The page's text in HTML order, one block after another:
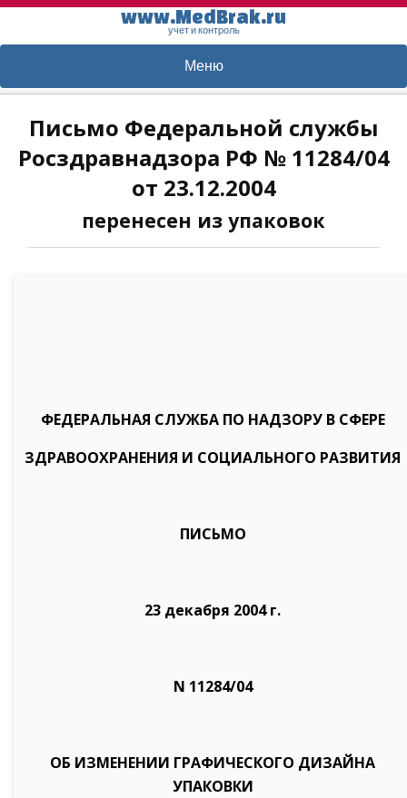
www.MedBrak.ru
учет и контроль
Меню
Письмо Федеральной службы
Росздравнадзора РФ № 11284/04
от 23.12.2004
перенесен из упаковок
ФЕДЕРАЛЬНАЯ СЛУЖБА ПО НАДЗОРУ В СФЕРЕ
ЗДРАВООХРАНЕНИЯ И СОЦИАЛЬНОГО РАЗВИТИЯ
ПИСЬМО
23 декабря 2004 г.
N 11284/04
ОБ ИЗМЕНЕНИИ ГРАФИЧЕСКОГО ДИЗАЙНА
УПАКОВКИ